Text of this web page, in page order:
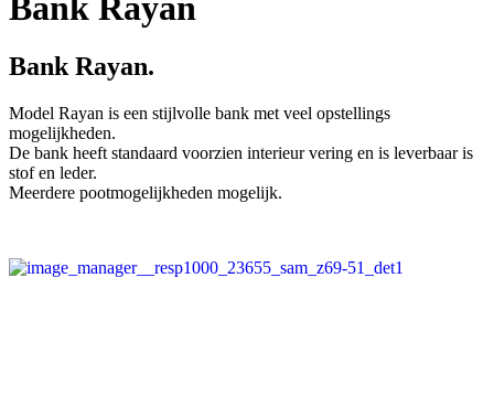
Bank Rayan.
Model Rayan is een stijlvolle bank met veel opstellings
mogelijkheden.
De bank heeft standaard voorzien interieur vering en is leverbaar is
stof en leder.
Meerdere pootmogelijkheden mogelijk.